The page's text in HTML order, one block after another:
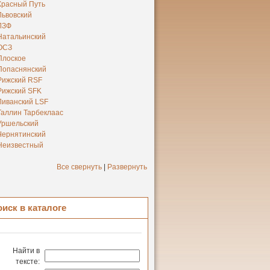
Путь
RSF
SFK
LSF
Тарбеклаас
Все свернуть Развернуть
в каталоге
Найти в
тексте: